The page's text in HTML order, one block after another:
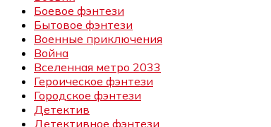
Боевое фэнтези
Бытовое фэнтези
Военные приключения
Война
Вселенная метро 2033
Героическое фэнтези
Городское фэнтези
Детектив
Детективное фэнтези